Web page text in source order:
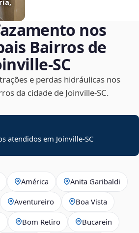
nos
Bairros de
e perdas hidráulicas nos
da cidade de Joinville‑SC.
atendidos em Joinville-SC
América Anita Garibaldi
Aventureiro Boa Vista
Bom Retiro Bucarein